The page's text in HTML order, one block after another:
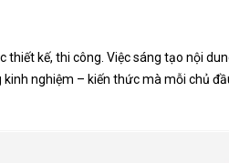
kế, thi công. Việc sáng tạo nội
nghiệm – kiến thức mà mỗi chủ